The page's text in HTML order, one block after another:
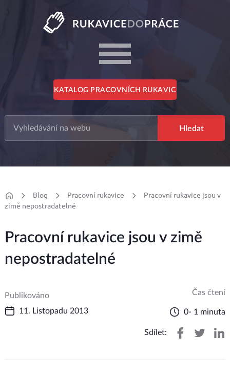
KATALOG PRACOVNÍCH RUKAVIC
Blog Pracovní rukavice
Pracovní rukavice jsou v
zimě nepostradatelné
Pracovní rukavice jsou v zimě
nepostradatelné
Publikováno
11. Listopadu 2013
Čas čtení
0- 1 minuta
Sdílet: